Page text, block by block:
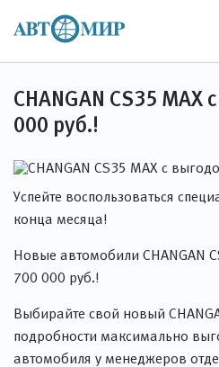
CHANGAN CS35
000 руб.!
Успейте воспользоваться
конца месяца!
Новые автомобили CHANGAN
700 000 руб.!
Выбирайте свой новый
подробности максимально
автомобиля у менеджеров